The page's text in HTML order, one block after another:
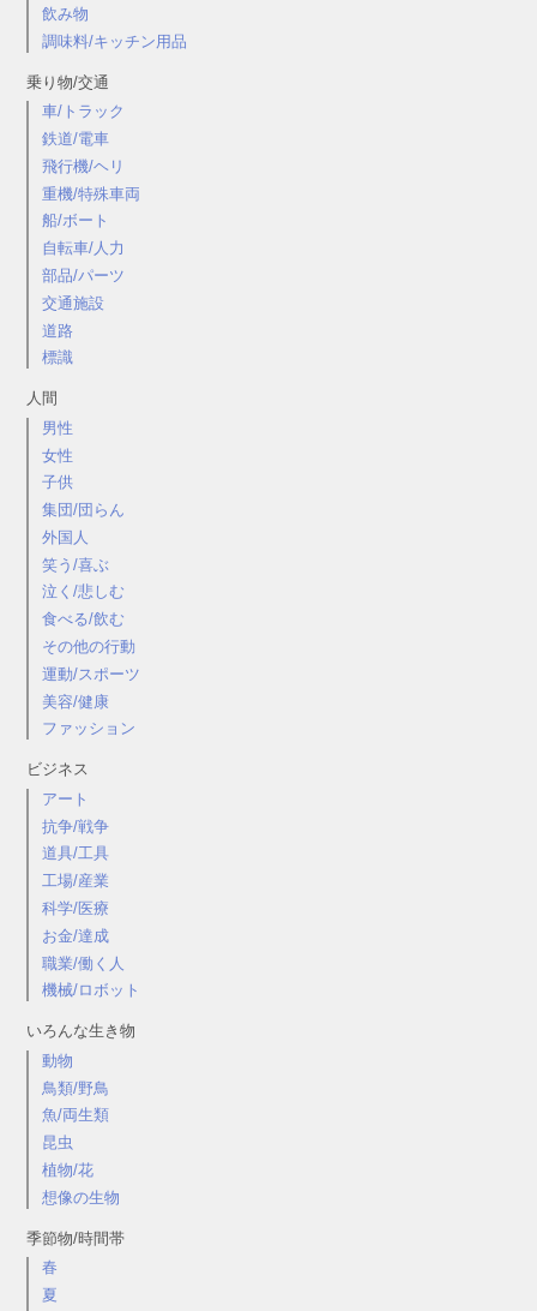
飲み物
調味料/キッチン用品
乗り物/交通
車/トラック
鉄道/電車
飛行機/ヘリ
重機/特殊車両
船/ボート
自転車/人力
部品/パーツ
交通施設
道路
標識
人間
男性
女性
子供
集団/団らん
外国人
笑う/喜ぶ
泣く/悲しむ
食べる/飲む
その他の行動
運動/スポーツ
美容/健康
ファッション
ビジネス
アート
抗争/戦争
道具/工具
工場/産業
科学/医療
お金/達成
職業/働く人
機械/ロボット
いろんな生き物
動物
鳥類/野鳥
魚/両生類
昆虫
植物/花
想像の生物
季節物/時間帯
春
夏